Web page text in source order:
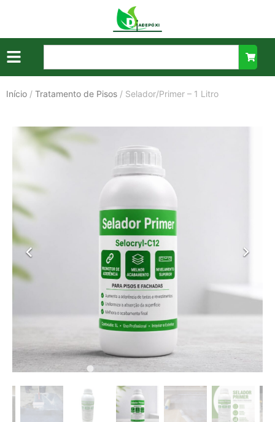
Início / Tratamento de Pisos / Selador/Primer – 1 Litro